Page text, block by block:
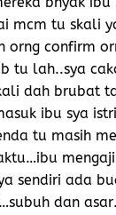
mcm tu skali
orng confirm
tu lah..sya
dah brubat
ibu sya
tu masih
sendiri ada
dan